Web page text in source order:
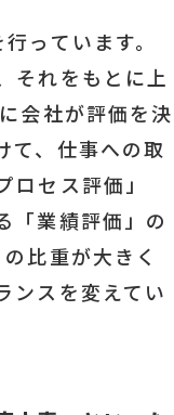
っています。
それをもとに上
会社が評価を決
て、仕事への取
セス評価」
「業績評価」の
比重が大きく
ンスを変えてい